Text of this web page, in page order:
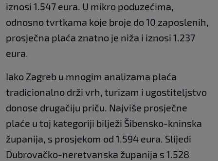
iznosi 1.547 eura. U mikro poduzećima,
odnosno tvrtkama koje broje do 10 zaposlenih,
prosječna plaća znatno je niža i iznosi 1.237
eura.
Iako Zagreb u mnogim analizama plaća
tradicionalno drži vrh, turizam i ugostiteljstvo
donose drugačiju priču. Najviše prosječne
plaće u toj kategoriji bilježi Šibensko-kninska
županija, s prosjekom od 1.594 eura. Slijedi
Dubrovačko-neretvanska županija s 1.528